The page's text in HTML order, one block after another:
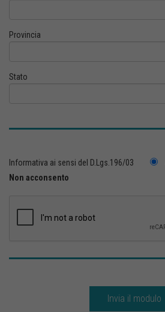
Provincia
Stato
Informativa ai sensi del D.Lgs.196/03
Non acconsento
Invia il modulo